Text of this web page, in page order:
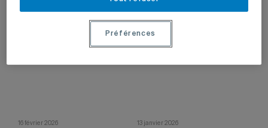
16 février 2026 13 janvier 2026
Préférences